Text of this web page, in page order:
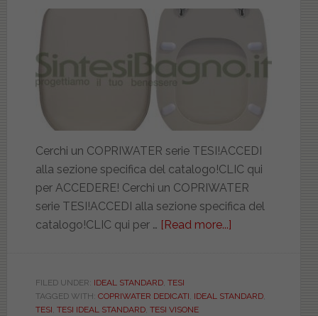
Cerchi un COPRIWATER serie TESI!ACCEDI
alla sezione specifica del catalogo!CLIC qui
per ACCEDERE! Cerchi un COPRIWATER
serie TESI!ACCEDI alla sezione specifica del
catalogo!CLIC qui per … [Read more...]
VISONE.
FILED UNDER: IDEAL STANDARD, TESI
TAGGED WITH: COPRIWATER DEDICATI, IDEAL STANDARD,
TESI, TESI IDEAL STANDARD, TESI VISONE